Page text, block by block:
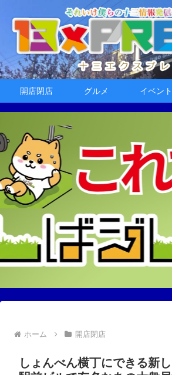
開店閉店 グルメ イベント
ホーム 開店閉店
しょんべん横丁にできる新